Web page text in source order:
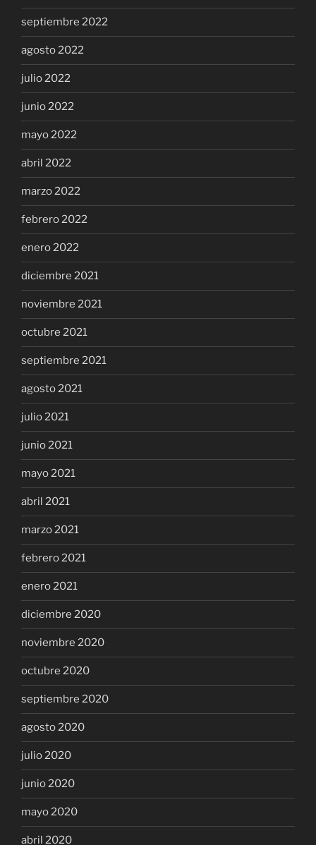
septiembre 2022
agosto 2022
julio 2022
junio 2022
mayo 2022
abril 2022
marzo 2022
febrero 2022
enero 2022
diciembre 2021
noviembre 2021
octubre 2021
septiembre 2021
agosto 2021
julio 2021
junio 2021
mayo 2021
abril 2021
marzo 2021
febrero 2021
enero 2021
diciembre 2020
noviembre 2020
octubre 2020
septiembre 2020
agosto 2020
julio 2020
junio 2020
mayo 2020
abril 2020